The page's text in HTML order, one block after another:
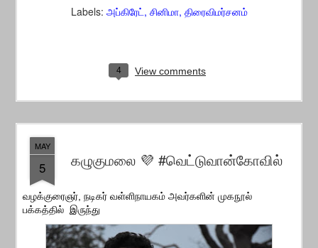
Labels: அப்கிரேட் சினிமா திரைவிமர்சனம்
4 View comments
MAY
5 கழுகுமலை 💜 #வெட்டுவான்கோவில்
வழக்குரைஞர், நடிகர் வள்ளிநாயகம் அவர்களின் முகநூல்
பக்கத்தில் இருந்து